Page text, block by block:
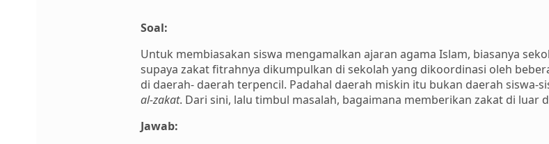
Soal:
Untuk membiasakan siswa mengamalkan ajaran agama Islam, biasanya
supaya zakat fitrahnya dikumpulkan di sekolah yang dikoordinasi oleh
di daerah- daerah terpencil. Padahal daerah miskin itu bukan daerah siswa-
al-zakat. Dari sini, lalu timbul masalah, bagaimana memberikan zakat di luar
Jawab: